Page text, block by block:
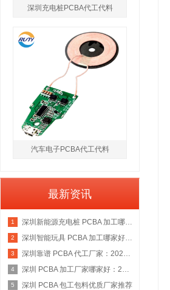
深圳充电桩PCBA代工代料
汽车电子PCBA代工代料
最新资讯
1 深圳新能源充电桩 PCBA 加工哪家好：2026 权威选型指南
2 深圳智能玩具 PCBA 加工哪家好：2026 权威选型指南
3 深圳靠谱 PCBA 代工厂家：2026 年权威选型指南
4 深圳 PCBA 加工厂家哪家好：2026 权威选型指南
5 深圳 PCBA 包工包料优质厂家推荐